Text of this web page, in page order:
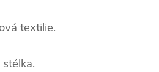
textilie.